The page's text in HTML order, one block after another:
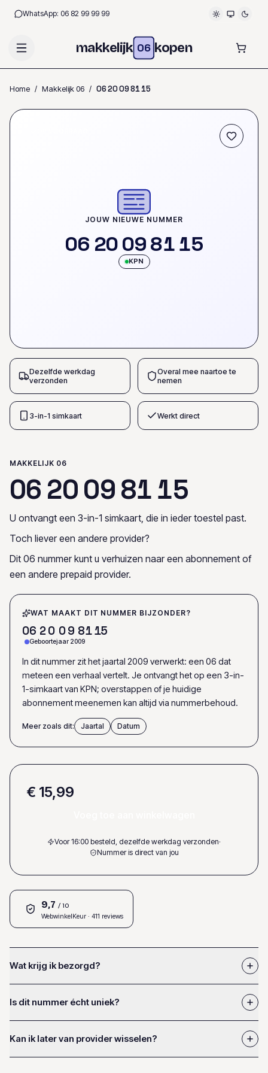
WhatsApp: 06 82 99 99 99
makkelijk 06 kopen
Home / Makkelijk 06 / 0620098115
JOUW NIEUWE NUMMER
06 20098115
KPN
Dezelfde werkdag
verzonden
Overal mee naartoe te
nemen
3-in-1 simkaart Werkt direct
MAKKELIJK 06
06 20098115
U ontvangt een 3-in-1 simkaart, die in ieder toestel past.
Toch liever een andere provider?
Dit 06 nummer kunt u verhuizen naar een abonnement of
een andere prepaid provider.
WAT MAAKT DIT NUMMER BIJZONDER?
06 20 09 8115
Geboortejaar 2009
In dit nummer zit het jaartal 2009 verwerkt: een 06 dat
meteen een verhaal vertelt. Je ontvangt het op een 3-in-
1-simkaart van KPN; overstappen of je huidige
abonnement meenemen kan altijd via nummerbehoud.
Meer zoals dit: Jaartal Datum
€ 15,99
Voor 16:00 besteld, dezelfde werkdag verzonden·
Nummer is direct van jou
9,7 / 10
WebwinkelKeur · 411 reviews
Wat krijg ik bezorgd?
Is dit nummer écht uniek?
Kan ik later van provider wisselen?